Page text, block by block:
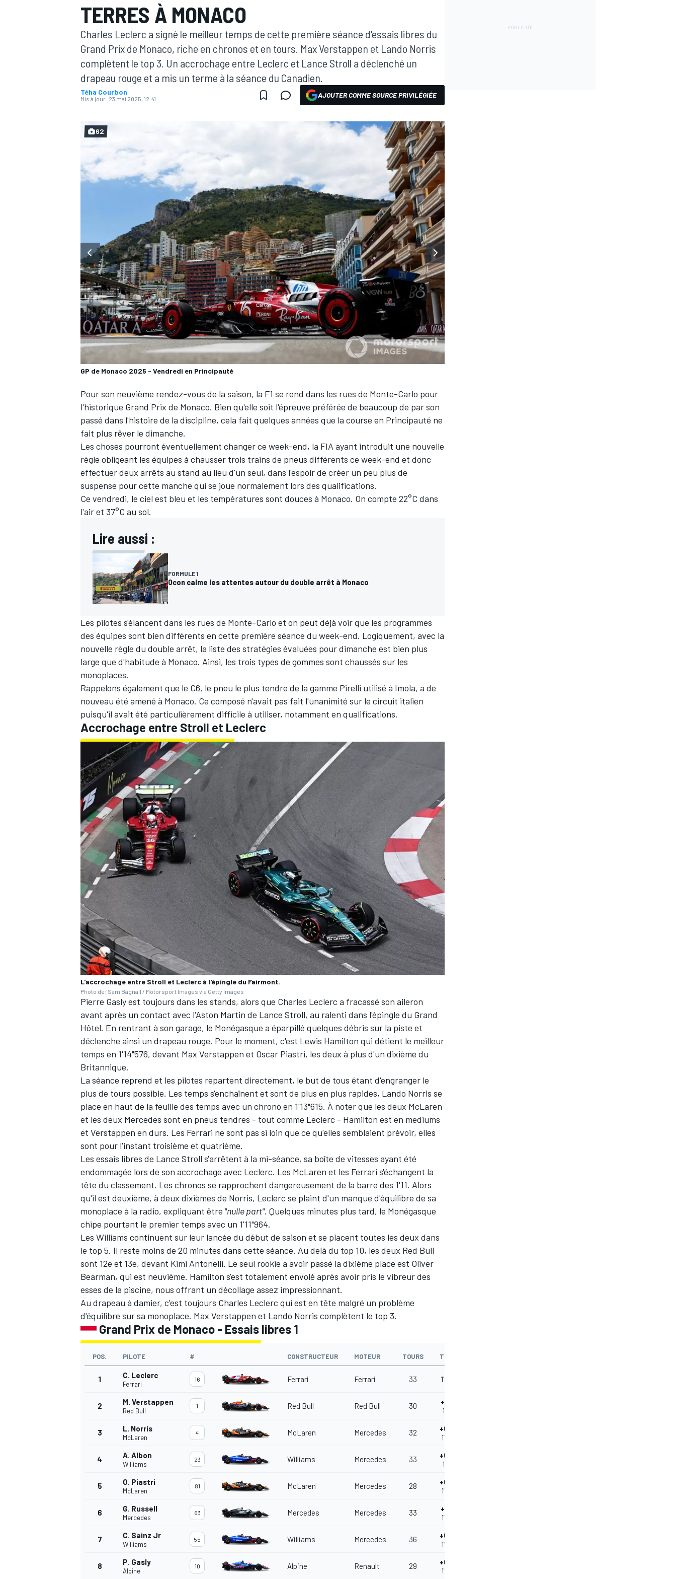
MOTOGP
WRC
WEC
AUTRES CHAMPIONNATS
TERRES À MONACO
Charles Leclerc a signé le meilleur temps de cette première séance d'essais libres du
Grand Prix de Monaco, riche en chronos et en tours. Max Verstappen et Lando Norris
complètent le top 3. Un accrochage entre Leclerc et Lance Stroll a déclenché un
drapeau rouge et a mis un terme à la séance du Canadien.
Téha Courbon
Mis à jour: 23 mai 2025, 12:41 AJOUTER COMME SOURCE PRIVILÉGIÉE
GP de Monaco 2025 - Vendredi en Principauté
62
Pour son neuvième rendez-vous de la saison, la F1 se rend dans les rues de Monte-Carlo pour
l'historique Grand Prix de Monaco. Bien qu'elle soit l'épreuve préférée de beaucoup de par son
passé dans l'histoire de la discipline, cela fait quelques années que la course en Principauté ne
fait plus rêver le dimanche.
Les choses pourront éventuellement changer ce week-end, la FIA ayant introduit une nouvelle
règle obligeant les équipes à chausser trois trains de pneus différents ce week-end et donc
effectuer deux arrêts au stand au lieu d'un seul, dans l'espoir de créer un peu plus de
suspense pour cette manche qui se joue normalement lors des qualifications.
Ce vendredi, le ciel est bleu et les températures sont douces à Monaco. On compte 22°C dans
l'air et 37°C au sol.
Lire aussi :
FORMULE 1
Ocon calme les attentes autour du double arrêt à Monaco
Les pilotes s'élancent dans les rues de Monte-Carlo et on peut déjà voir que les programmes
des équipes sont bien différents en cette première séance du week-end. Logiquement, avec la
nouvelle règle du double arrêt, la liste des stratégies évaluées pour dimanche est bien plus
large que d'habitude à Monaco. Ainsi, les trois types de gommes sont chaussés sur les
monoplaces.
Rappelons également que le C6, le pneu le plus tendre de la gamme Pirelli utilisé à Imola, a de
nouveau été amené à Monaco. Ce composé n'avait pas fait l'unanimité sur le circuit italien
puisqu'il avait été particulièrement difficile à utiliser, notamment en qualifications.
Accrochage entre Stroll et Leclerc
L'accrochage entre Stroll et Leclerc à l'épingle du Fairmont.
Photo de: Sam Bagnall / Motorsport Images via Getty Images
Pierre Gaslyest toujours dans les stands, alors que Charles Leclerc a fracassé son aileron
avant après un contact avec l'Aston Martin de Lance Stroll, au ralenti dans l'épingle du Grand
Hôtel. En rentrant à son garage, le Monégasque a éparpillé quelques débris sur la piste et
déclenche ainsi un drapeau rouge. Pour le moment, c'est Lewis Hamilton qui détient le meilleur
temps en 1'14"576, devant Max Verstappen et Oscar Piastri, les deux à plus d'un dixième du
Britannique.
La séance reprend et les pilotes repartent directement, le but de tous étant d'engranger le
plus de tours possible. Les temps s'enchaînent et sont de plus en plus rapides, Lando Norris se
place en haut de la feuille des temps avec un chrono en 1'13"615. À noter que les deux McLaren
et les deux Mercedes sont en pneus tendres - tout comme Leclerc - Hamilton est en mediums
et Verstappen en durs. Les Ferrari ne sont pas si loin que ce qu'elles semblaient prévoir, elles
sont pour l'instant troisième et quatrième.
Les essais libres de Lance Stroll s'arrêtent à la mi-séance, sa boîte de vitesses ayant été
endommagée lors de son accrochage avec Leclerc. Les McLaren et les Ferrari s'échangent la
tête du classement. Les chronos se rapprochent dangereusement de la barre des 1'11. Alors
qu'il est deuxième, à deux dixièmes de Norris, Leclerc se plaint d'un manque d'équilibre de sa
monoplace à la radio, expliquant être "nulle part". Quelques minutes plus tard, le Monégasque
chipe pourtant le premier temps avec un 1'11"964.
Les Williams continuent sur leur lancée du début de saison et se placent toutes les deux dans
le top 5. Il reste moins de 20 minutes dans cette séance. Au delà du top 10, les deux Red Bull
sont 12e et 13e, devant Kimi Antonelli. Le seul rookie a avoir passé la dixième place est Oliver
Bearman, qui est neuvième. Hamilton s'est totalement envolé après avoir pris le vibreur des
esses de la piscine, nous offrant un décollage assez impressionnant.
Au drapeau à damier, c'est toujours Charles Leclerc qui est en tête malgré un problème
d'équilibre sur sa monoplace. Max Verstappen et Lando Norris complètent le top 3.
Grand Prix de Monaco - Essais libres 1
POS. PILOTE # CONSTRUCTEUR MOTEUR TOURS TEMPS
1 C. Leclerc
Ferrari
16 Ferrari Ferrari 33 1'11.964
2 M. Verstappen
Red Bull
1 Red Bull Red Bull 30 +0.163
1'12.127
3 L. Norris
McLaren
4 McLaren Mercedes 32 +0.326
1'12.290
4 A. Albon
Williams
23 Williams Mercedes 33 +0.350
1'12.314
5 O. Piastri
McLaren
81 McLaren Mercedes 28 +0.378
1'12.342
6 G. Russell
Mercedes
63 Mercedes Mercedes 33 +0.518
1'12.482
7 C. Sainz Jr
Williams
55 Williams Mercedes 36 +0.570
1'12.534
8 P. Gasly
Alpine
10 Alpine Renault 29 +0.705
1'12.669